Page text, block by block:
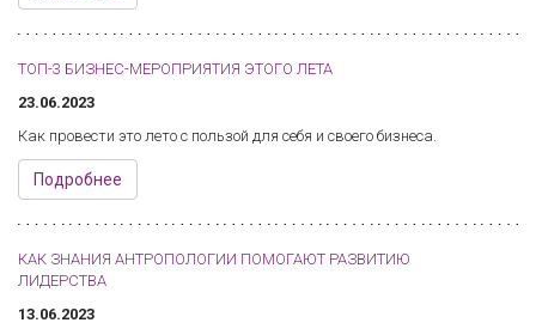
ТОП-3 БИЗНЕС-МЕРОПРИЯТИЯ ЭТОГО ЛЕТА
23.06.2023
Как провести это лето с пользой для себя и своего бизнеса.
Подробнее
КАК ЗНАНИЯ АНТРОПОЛОГИИ ПОМОГАЮТ РАЗВИТИЮ
ЛИДЕРСТВА
13.06.2023